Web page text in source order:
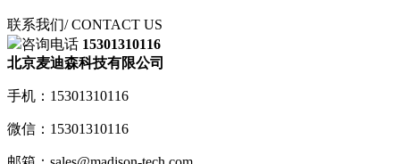
联系我们/ CONTACT US
咨询电话 15301310116
北京麦迪森科技有限公司
手机：15301310116
微信：15301310116